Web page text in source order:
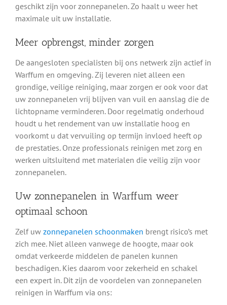
geschikt zijn voor zonnepanelen. Zo haalt u weer het
maximale uit uw installatie.
Meer opbrengst, minder zorgen
De aangesloten specialisten bij ons netwerk zijn actief in
Warffum en omgeving. Zij leveren niet alleen een
grondige, veilige reiniging, maar zorgen er ook voor dat
uw zonnepanelen vrij blijven van vuil en aanslag die de
lichtopname verminderen. Door regelmatig onderhoud
houdt u het rendement van uw installatie hoog en
voorkomt u dat vervuiling op termijn invloed heeft op
de prestaties. Onze professionals reinigen met zorg en
werken uitsluitend met materialen die veilig zijn voor
zonnepanelen.
Uw zonnepanelen in Warffum weer
optimaal schoon
Zelf uw zonnepanelen schoonmaken brengt risico’s met
zich mee. Niet alleen vanwege de hoogte, maar ook
omdat verkeerde middelen de panelen kunnen
beschadigen. Kies daarom voor zekerheid en schakel
een expert in. Dit zijn de voordelen van zonnepanelen
reinigen in Warffum via ons: